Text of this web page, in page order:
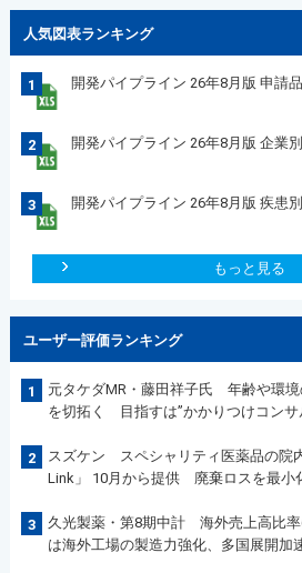
人気図表ランキング
1 開発パイプライン 26年8月版 申請
2 開発パイプライン 26年8月版 企業
3 開発パイプライン 26年8月版 疾患
もっと見る
ユーザー評価ランキング
1
元タケダMR・藤田祥子氏 年齢や環
を切拓く 目指すは”かかりつけコンサ
2
スズケン スペシャリティ医薬品の院
Link」 10月から提供 廃棄ロスを最小
3
久光製薬・第8期中計 海外売上高比
は海外工場の製造力強化、多国展開加